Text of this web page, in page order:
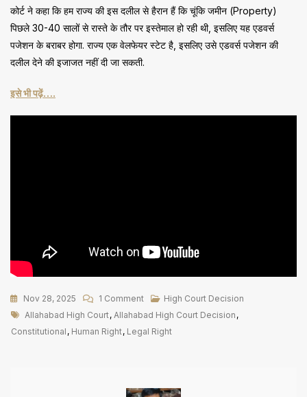
कोर्ट ने कहा कि हम राज्य की इस दलील से हैरान हैं कि चूंकि जमीन (Property)
पिछले 30-40 सालों से रास्ते के तौर पर इस्तेमाल हो रही थी, इसलिए यह एडवर्स
पजेशन के बराबर होगा. राज्य एक वेलफेयर स्टेट है, इसलिए उसे एडवर्स पजेशन की
दलील देने की इजाजत नहीं दी जा सकती.
इसे भी पढ़ें….
Nov 28, 2025 1 CommentOn
Property
संवैधानिक
High Court Decision
Tags
Allahabad High Court, Allahabad High Court Decision ,
Constitutional , Human Right, Legal Right